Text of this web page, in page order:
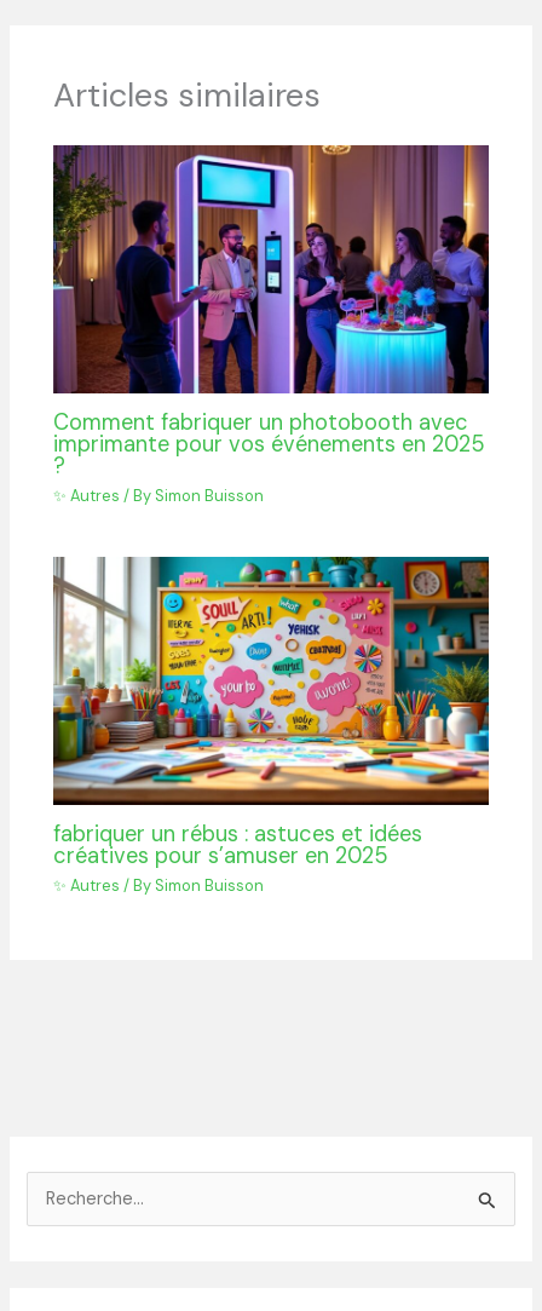
Articles similaires
Comment fabriquer un photobooth avec
imprimante pour vos événements en 2025
?
✨ Autres / By Simon Buisson
fabriquer un rébus : astuces et idées
créatives pour s’amuser en 2025
✨ Autres / By Simon Buisson